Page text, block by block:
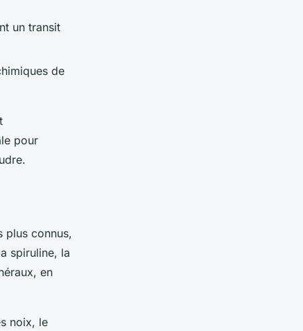
un transit
de
pour
plus connus,
spiruline, la
en
noix, le